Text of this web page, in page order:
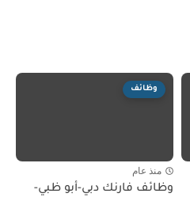
وظائف
منذ عام
وظائف فارنك دبي-أبو ظبي-